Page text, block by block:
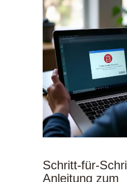
Schritt-für-
Anleitung zum